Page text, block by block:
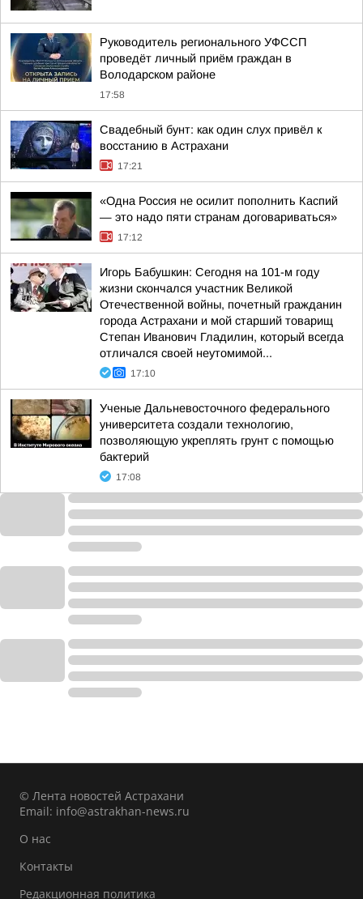
Руководитель регионального УФССП
проведёт личный приём граждан в
Володарском районе
17:58
Свадебный бунт: как один слух привёл к
восстанию в Астрахани
17:21
«Одна Россия не осилит пополнить Каспий
— это надо пяти странам договариваться»
17:12
Игорь Бабушкин: Сегодня на 101-м году
жизни скончался участник Великой
Отечественной войны, почетный гражданин
города Астрахани и мой старший товарищ
Степан Иванович Гладилин, который всегда
отличался своей неутомимой...
17:10
Ученые Дальневосточного федерального
университета создали технологию,
позволяющую укреплять грунт с помощью
бактерий
17:08
© Лента новостей Астрахани
Email: info@astrakhan-news.ru
О нас
Контакты
Редакционная политика